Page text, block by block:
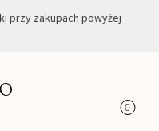
przy zakupach powyżej
0